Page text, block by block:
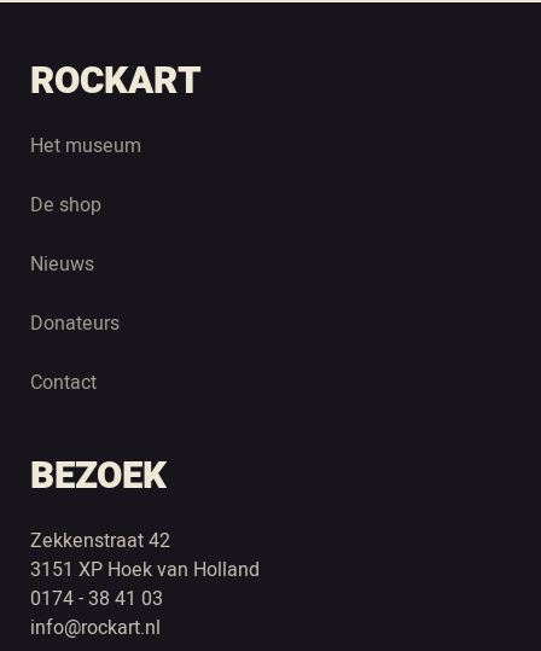
ROCKART
Het museum
De shop
Nieuws
Donateurs
Contact
BEZOEK
Zekkenstraat 42
3151 XP Hoek van Holland
0174 - 38 41 03
info@rockart.nl